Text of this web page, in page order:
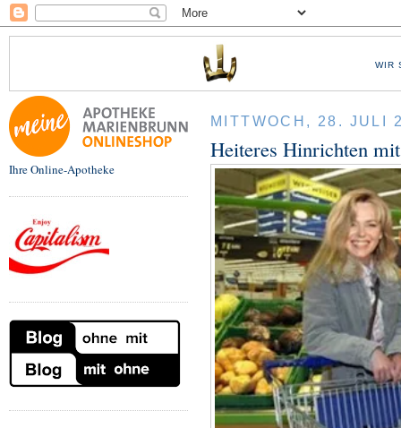
WIR
Ihre Online-Apotheke
MITTWOCH, 28. JULI
Heiteres Hinrichten